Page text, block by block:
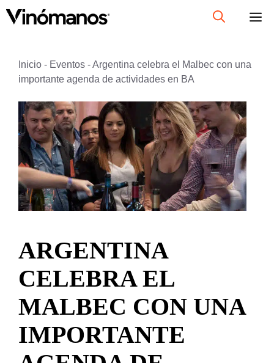
Inicio - Eventos -Argentina celebra el Malbec con una
importante agenda de actividades en BA
ARGENTINA
CELEBRA EL
MALBEC CON UNA
IMPORTANTE